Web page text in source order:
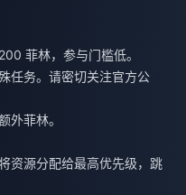
菲林，参与门槛低。
任务。请密切关注官方公
外菲林。
资源分配给最高优先级，跳